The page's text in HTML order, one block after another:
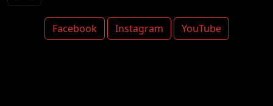
Facebook Instagram YouTube